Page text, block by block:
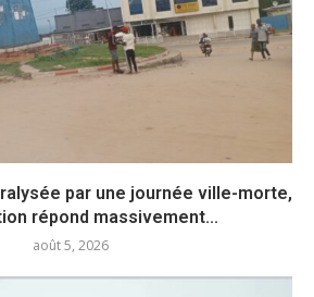
par une journée ville-morte,
répond massivement...
août 5, 2026